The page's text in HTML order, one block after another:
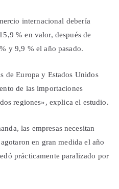
internacional debería
% en valor, después de
y 9,9 % el año pasado.
de Europa y Estados Unidos
de las importaciones
regiones», explica el estudio.
las empresas necesitan
en gran medida el año
prácticamente paralizado por